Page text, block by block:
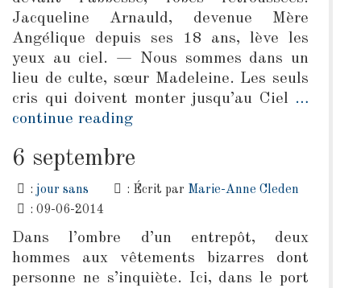
Jacqueline Arnauld, devenue Mère
Angélique depuis ses 18 ans, lève les
yeux au ciel. — Nous sommes dans un
lieu de culte, sœur Madeleine. Les seuls
cris qui doivent monter jusqu’au Ciel …
continue reading
6 septembre
:jour sans : Écrit par Marie-Anne Cleden
: 09-06-2014
Dans l’ombre d’un entrepôt, deux
hommes aux vêtements bizarres dont
personne ne s’inquiète. Ici, dans le port